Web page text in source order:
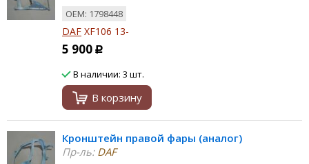
ОЕМ: 1798448
DAF XF106 13-
5 900 Р
В наличии: 3 шт.
В корзину
Кронштейн правой фары (аналог)
Пр-ль:DAF